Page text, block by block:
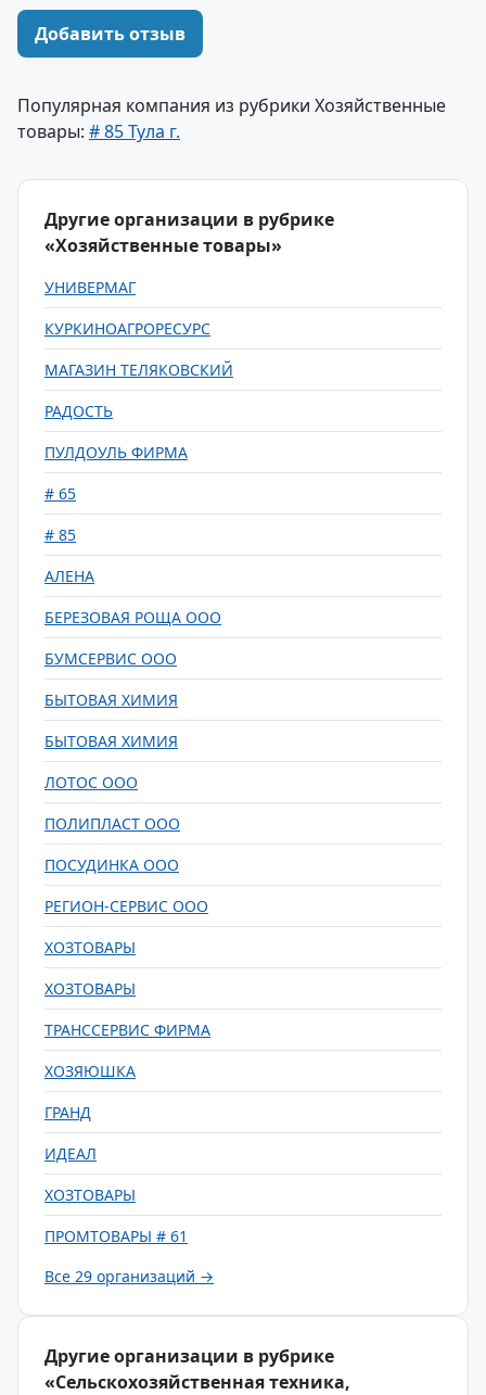
Добавить отзыв
Популярная компания из рубрики Хозяйственные
товары: # 85 Тула г.
Другие организации в рубрике
«Хозяйственные товары»
УНИВЕРМАГ
КУРКИНОАГРОРЕСУРС
МАГАЗИН ТЕЛЯКОВСКИЙ
РАДОСТЬ
ПУЛДОУЛЬ ФИРМА
# 65
# 85
АЛЕНА
БЕРЕЗОВАЯ РОЩА ООО
БУМСЕРВИС ООО
БЫТОВАЯ ХИМИЯ
БЫТОВАЯ ХИМИЯ
ЛОТОС ООО
ПОЛИПЛАСТ ООО
ПОСУДИНКА ООО
РЕГИОН-СЕРВИС ООО
ХОЗТОВАРЫ
ХОЗТОВАРЫ
ТРАНССЕРВИС ФИРМА
ХОЗЯЮШКА
ГРАНД
ИДЕАЛ
ХОЗТОВАРЫ
ПРОМТОВАРЫ # 61
Все 29 организаций →
Другие организации в рубрике
«Сельскохозяйственная техника,